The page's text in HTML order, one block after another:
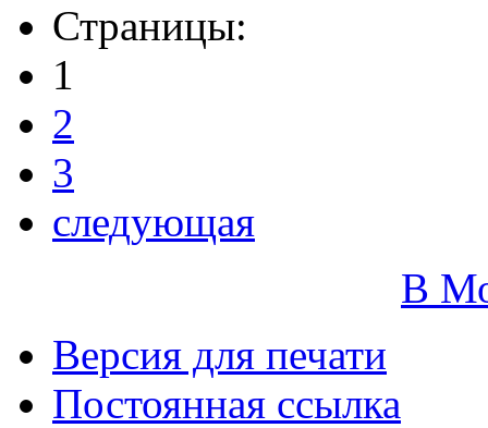
Страницы:
1
2
3
следующая
В
Версия для печати
Постоянная ссылка